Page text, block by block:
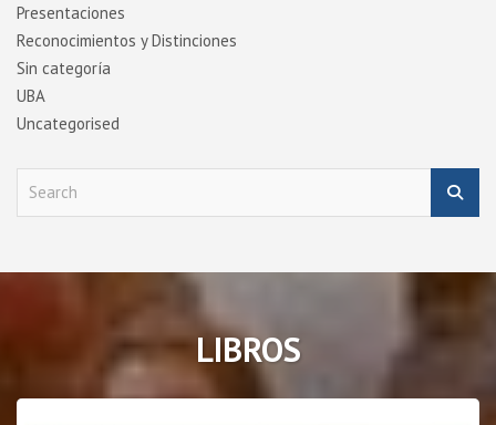
Presentaciones
Reconocimientos y Distinciones
Sin categoría
UBA
Uncategorised
c
LIBROS